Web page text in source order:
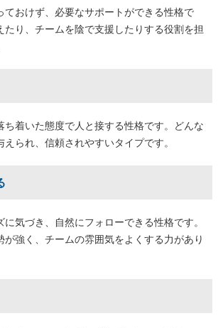
ておけず、必要なサポートができる性格で
たり、チームを陰で支援したりする役割を担
ち着いた態度で人と接する性格です。どんな
られ、信頼されやすいタイプです。
気づき、自然にフォローできる性格です。
が強く、チームの雰囲気をよくする力があり